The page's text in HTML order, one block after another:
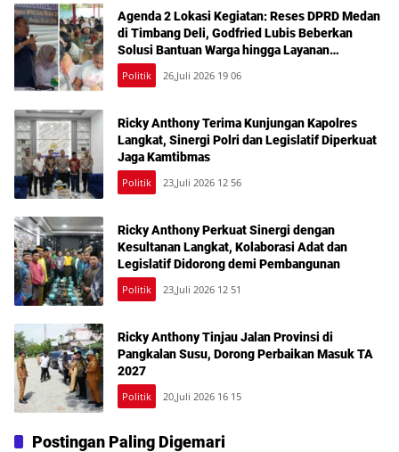
Agenda 2 Lokasi Kegiatan: Reses DPRD Medan
di Timbang Deli, Godfried Lubis Beberkan
Solusi Bantuan Warga hingga Layanan
Kesehatan Gratis
Politik 26,Juli 2026 19 06
Ricky Anthony Terima Kunjungan Kapolres
Langkat, Sinergi Polri dan Legislatif Diperkuat
Jaga Kamtibmas
Politik 23,Juli 2026 12 56
Ricky Anthony Perkuat Sinergi dengan
Kesultanan Langkat, Kolaborasi Adat dan
Legislatif Didorong demi Pembangunan
Politik 23,Juli 2026 12 51
Ricky Anthony Tinjau Jalan Provinsi di
Pangkalan Susu, Dorong Perbaikan Masuk TA
2027
Politik 20,Juli 2026 16 15
Postingan Paling Digemari